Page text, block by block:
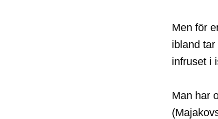
Men för
ibland
infruset i
Man har